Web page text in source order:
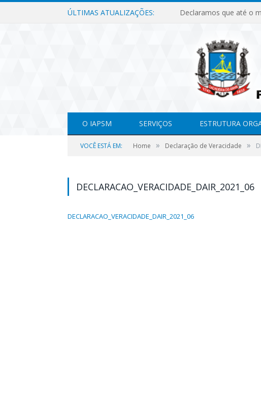
ÚLTIMAS ATUALIZAÇÕES:
O IAPSM SERVIÇOS ESTRUTURA
VOCÊ ESTÁ EM: Home » Declaração de Veracidade »
DECLARACAO_VERACIDADE_DAIR_2021_06
DECLARACAO_VERACIDADE_DAIR_2021_06